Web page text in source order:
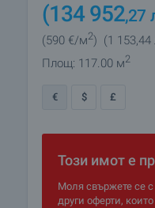
(134 952,27
(590 €/м2) (1 153,44
Площ: 117.00 м2
€ $ £
Този имот е
Моля свържете се
други оферти,